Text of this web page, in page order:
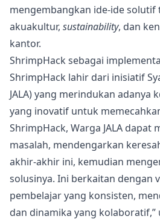
mengembangkan ide-ide solutif
akuakultur, sustainability, dan
kantor.
ShrimpHack sebagai
ShrimpHack lahir dari inisiatif
JALA) yang merindukan adanya
yang inovatif untuk
ShrimpHack, Warga JALA dapat
masalah, mendengarkan
akhir-akhir ini, kemudian
solusinya. Ini berkaitan dengan
pembelajar yang konsisten,
dan dinamika yang kolaboratif,”